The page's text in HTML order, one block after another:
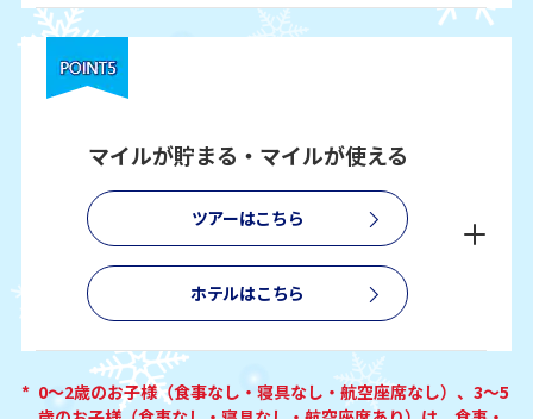
マイルが貯まる・マイルが使える
ツアーはこちら
ホテルはこちら
* 0～2歳のお子様（食事なし・寝具なし・航空座席なし）、3～5